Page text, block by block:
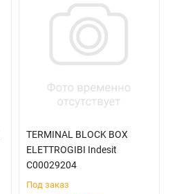
TERMINAL BLOCK BOX
ELETTROGIBI Indesit
C00029204
Под заказ